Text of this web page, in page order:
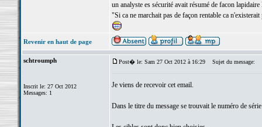
un analyste es sécurité avait résumé de facon
"Si ca ne marchait pas de façon rentable ca
Revenir en haut de page
schtroumph
Inscrit le: 27 Oct 2012
Messages: 1
Post� le: Sam 27 Oct 2012 à 16:29 Sujet du message:
Je viens de recevoir cet email.
Dans le titre du message se trouvait le numéro de